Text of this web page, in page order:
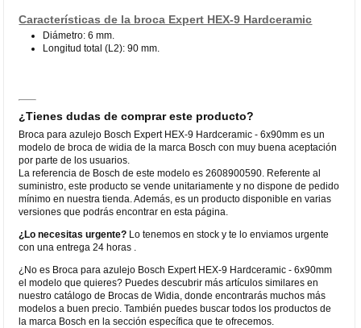
Características de la broca Expert HEX-9 Hardceramic
Diámetro: 6 mm.
Longitud total (L2): 90 mm.
¿Tienes dudas de comprar este producto?
Broca para azulejo Bosch Expert HEX-9 Hardceramic - 6x90mm es un
modelo de broca de widia de la marca Bosch con muy buena aceptación
por parte de los usuarios.
La referencia de Bosch de este modelo es 2608900590. Referente al
suministro, este producto se vende unitariamente y no dispone de pedido
mínimo en nuestra tienda. Además, es un producto disponible en varias
versiones que podrás encontrar en esta página.
¿Lo necesitas urgente? Lo tenemos en stock y te lo enviamos urgente
con una entrega 24 horas .
¿No es Broca para azulejo Bosch Expert HEX-9 Hardceramic - 6x90mm
el modelo que quieres? Puedes descubrir más artículos similares en
nuestro catálogo de Brocas de Widia, donde encontrarás muchos más
modelos a buen precio. También puedes buscar todos los productos de
la marca Bosch en la sección específica que te ofrecemos.